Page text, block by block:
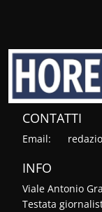
CONTATTI
Email:
INFO
Viale Antonio
Testata